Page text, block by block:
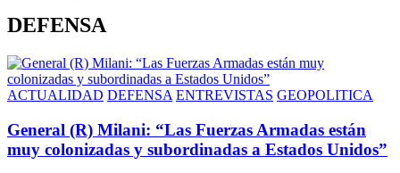
DEFENSA
ACTUALIDAD DEFENSA ENTREVISTAS GEOPOLITICA
General (R) Milani: “Las Fuerzas Armadas están
muy colonizadas y subordinadas a Estados Unidos”